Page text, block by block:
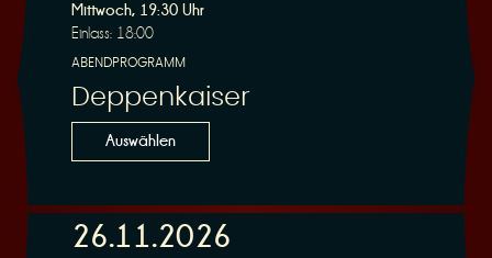
Mittwoch, 19:30 Uhr
Einlass: 18:00
ABENDPROGRAMM
Deppenkaiser
Auswählen
26.11.2026